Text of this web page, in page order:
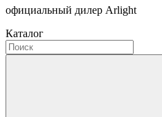
официальный дилер Arlight
Каталог